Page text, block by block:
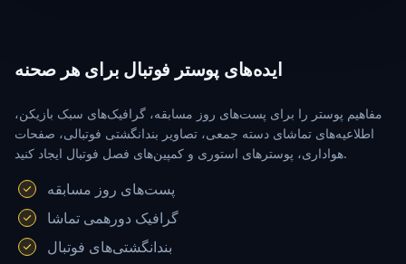
ایده‌های پوستر فوتبال برای هر صحنه
مفاهیم پوستر را برای پست‌های روز مسابقه، گرافیک‌های سبک بازیکن،
اطلاعیه‌های تماشای دسته جمعی، تصاویر بندانگشتی فوتبالی، صفحات
هواداری، پوسترهای استوری و کمپین‌های فصل فوتبال ایجاد کنید.
پست‌های روز مسابقه
گرافیک دورهمی تماشا
بندانگشتی‌های فوتبال